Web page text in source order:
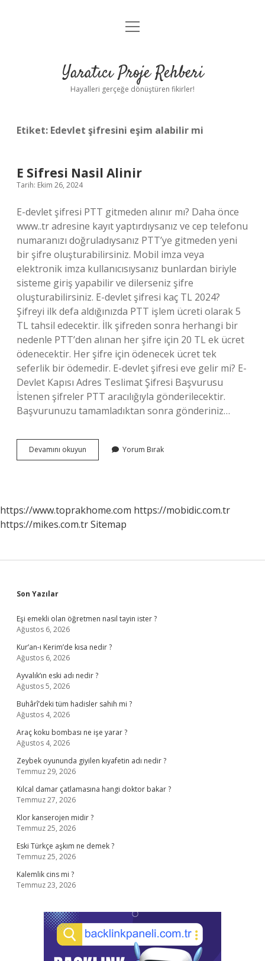
Anasayfa
Yasal Uyarı
menüyü
Yaratıcı Proje Rehberi
Hayalleri gerçeğe dönüştüren fikirler!
Etiket: Edevlet şifresini eşim alabilir mi
E Sifresi Nasil Alinir
Tarih: Ekim 26, 2024
E-devlet şifresi PTT gitmeden alınır mı? Daha önce
www..tr adresine kayıt yaptırdıysanız ve cep telefonu
numaranızı doğruladıysanız PTT’ye gitmeden yeni
bir şifre oluşturabilirsiniz. Mobil imza veya
elektronik imza kullanıcısıysanız bunlardan biriyle
sisteme giriş yapabilir ve dilerseniz şifre
oluşturabilirsiniz. E-devlet şifresi kaç TL 2024?
Şifreyi ilk defa aldığınızda PTT işlem ücreti olarak 5
TL tahsil edecektir. İlk şifreden sonra herhangi bir
nedenle PTT’den alınan her şifre için 20 TL ek ücret
ödenecektir. Her şifre için ödenecek ücret tek
seferlik bir ödemedir. E-devlet şifresi eve gelir mi? E-
Devlet Kapısı Adres Teslimat Şifresi Başvurusu
İstenen şifreler PTT aracılığıyla gönderilecektir.
Başvurunuzu tamamladıktan sonra gönderiniz…
Devamını okuyun
Sifresi
Yorum Bırak
https://www.toprakhome.com https://mobidic.com.tr
https://mikes.com.trSitemap
Sidebar
Son Yazılar
Eşi emekli olan öğretmen nasıl tayin ister ?
Ağustos 6, 2026
Kur’an-ı Kerim’de kısa nedir ?
Ağustos 6, 2026
Ayvalık’ın eski adı nedir ?
Ağustos 5, 2026
Buhârî’deki tüm hadisler sahih mi ?
Ağustos 4, 2026
Araç koku bombası ne işe yarar ?
Ağustos 4, 2026
Zeybek oyununda giyilen kıyafetin adı nedir ?
Temmuz 29, 2026
Kılcal damar çatlamasına hangi doktor bakar ?
Temmuz 27, 2026
Klor kanserojen midir ?
Temmuz 25, 2026
Eski Türkçe aşkım ne demek ?
Temmuz 25, 2026
Kalemlik cins mi ?
Temmuz 23, 2026